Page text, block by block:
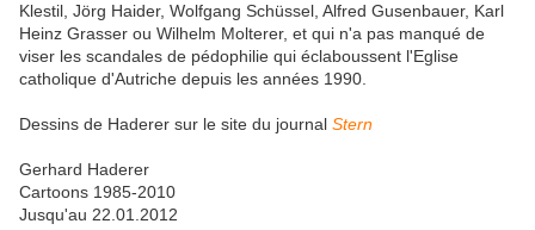
Klestil, Jörg Haider, Wolfgang Schüssel, Alfred Gusenbauer, Karl
Heinz Grasser ou Wilhelm Molterer, et qui n'a pas manqué de
viser les scandales de pédophilie qui éclaboussent l'Eglise
catholique d'Autriche depuis les années 1990.
Dessins de Haderer sur le site du journal Stern
Gerhard Haderer
Cartoons 1985-2010
Jusqu'au 22.01.2012